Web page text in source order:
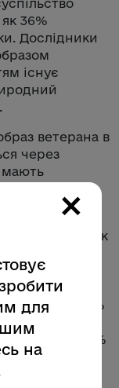
36%
Дослідники
існує
ветерана в
через
мають
близьких
та ветеранок
його
та
72%
в
а 78%
жінок-
×
для
на